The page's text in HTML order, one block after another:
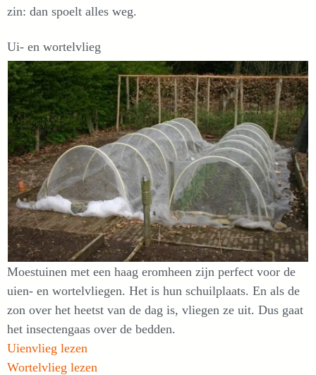
zin: dan spoelt alles weg.
Ui- en wortelvlieg
Moestuinen met een haag eromheen zijn perfect voor de
uien- en wortelvliegen. Het is hun schuilplaats. En als de
zon over het heetst van de dag is, vliegen ze uit. Dus gaat
het insectengaas over de bedden.
Uienvlieg lezen
Wortelvlieg lezen